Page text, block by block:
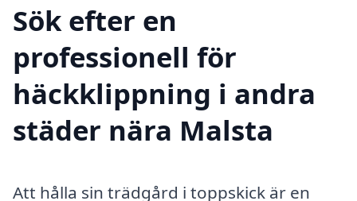
Sök efter en
professionell för
häckklippning i andra
städer nära Malsta
Att hålla sin trädgård i toppskick är en